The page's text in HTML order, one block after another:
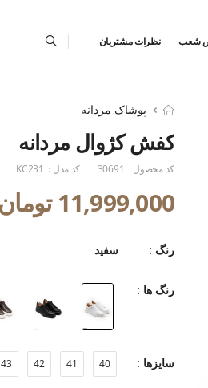
شعب نظرات مشتریان
پوشاک مردانه
کفش کژوال مردانه
کد محصول : 30691 کد مدل : KC231
11,999,000 تومان
رنگ : سفید
رنگ ها :
سایزها : 40
41
42
43